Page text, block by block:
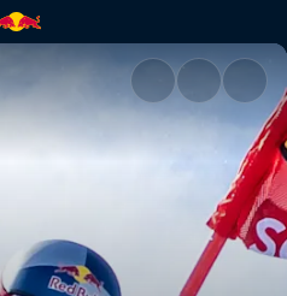
| Red Bull TV